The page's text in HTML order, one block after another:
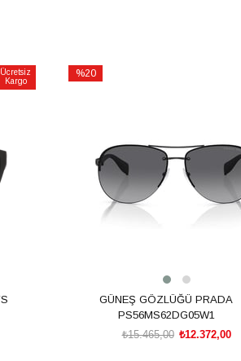
Ücretsiz
Kargo
%20
GÜNEŞ GÖZLÜĞÜ PRADA
PS56MS62DG05W1
₺12.372,00
₺15.465,00